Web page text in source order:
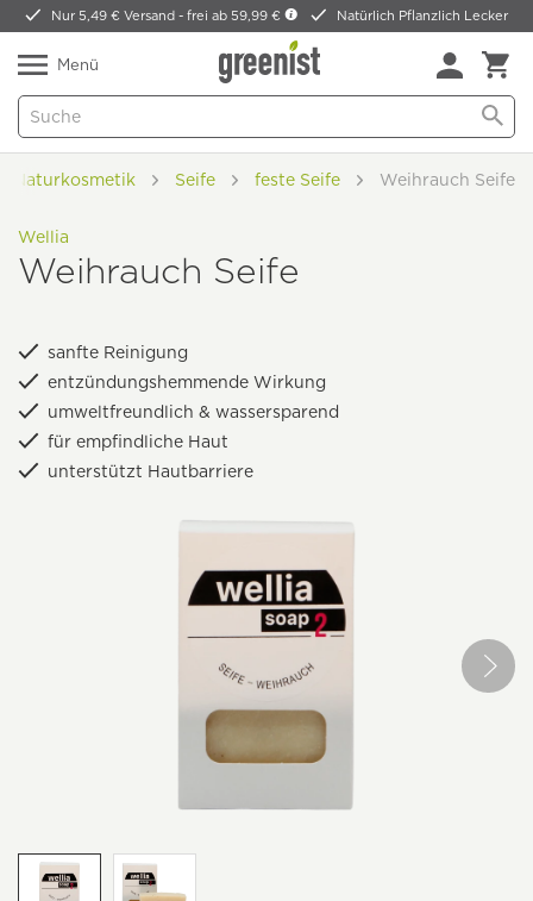
Nur 5,49 € Versand -frei ab 59,99 € Natürlich Pflanzlich Lecker
Menü
Naturkosmetik Seife feste Seife Weihrauch Seife
Wellia
Weihrauch Seife
sanfte Reinigung
entzündungshemmende Wirkung
umweltfreundlich & wassersparend
für empfindliche Haut
unterstützt Hautbarriere